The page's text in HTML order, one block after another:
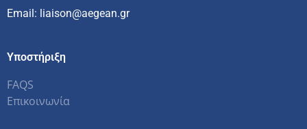
Email: liaison@aegean.gr
Υποστήριξη
FAQS
Επικοινωνία